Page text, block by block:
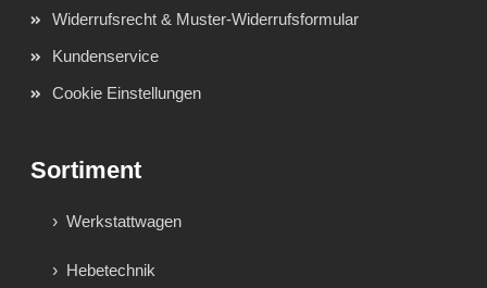
Widerrufsrecht & Muster-Widerrufsformular
Kundenservice
Cookie Einstellungen
Sortiment
Werkstattwagen
Hebetechnik